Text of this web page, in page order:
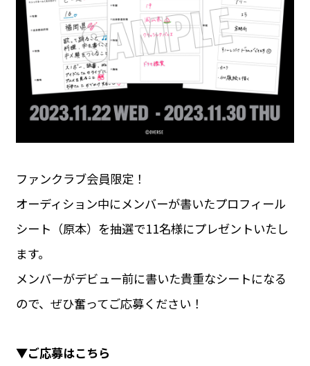
ファンクラブ会員限定！
オーディション中にメンバーが書いたプロフィール
シート（原本）を抽選で11名様にプレゼントいたし
ます。
メンバーがデビュー前に書いた貴重なシートになる
ので、ぜひ奮ってご応募ください！
▼ご応募はこちら